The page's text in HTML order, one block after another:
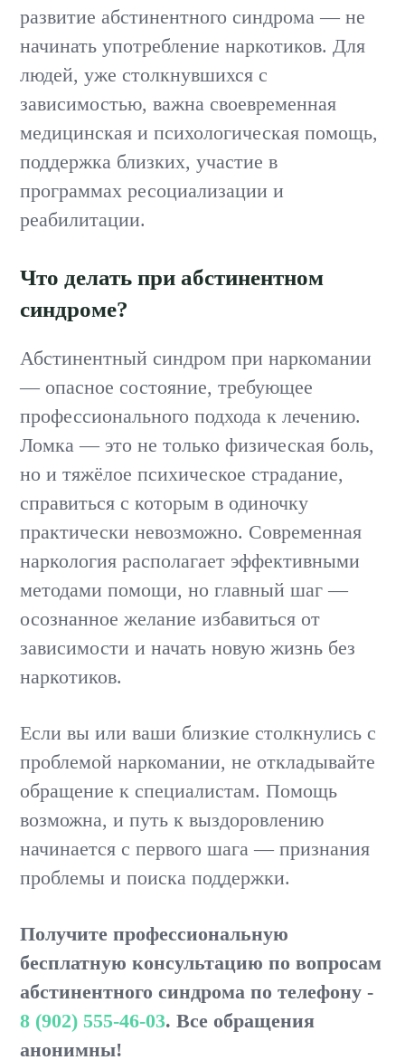
развитие абстинентного синдрома — не
начинать употребление наркотиков. Для
людей, уже столкнувшихся с
зависимостью, важна своевременная
медицинская и психологическая помощь,
поддержка близких, участие в
программах ресоциализации и
реабилитации.
Что делать при абстинентном
синдроме?
Абстинентный синдром при наркомании
— опасное состояние, требующее
профессионального подхода к лечению.
Ломка — это не только физическая боль,
но и тяжёлое психическое страдание,
справиться с которым в одиночку
практически невозможно. Современная
наркология располагает эффективными
методами помощи, но главный шаг —
осознанное желание избавиться от
зависимости и начать новую жизнь без
наркотиков.
Если вы или ваши близкие столкнулись с
проблемой наркомании, не откладывайте
обращение к специалистам. Помощь
возможна, и путь к выздоровлению
начинается с первого шага — признания
проблемы и поиска поддержки.
Получите профессиональную
бесплатную консультацию по вопросам
абстинентного синдрома по телефону -
8 (902) 555-46-03. Все обращения
анонимны!